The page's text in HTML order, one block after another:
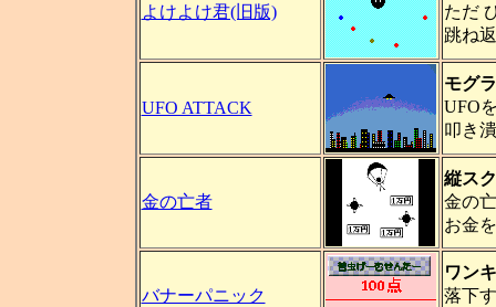
よけよけ君(旧版)
ただ
跳ね
UFO ATTACK
モグ
UFO
叩き
金の亡者
縦ス
金の
お金
バナーパニック
ワン
落下